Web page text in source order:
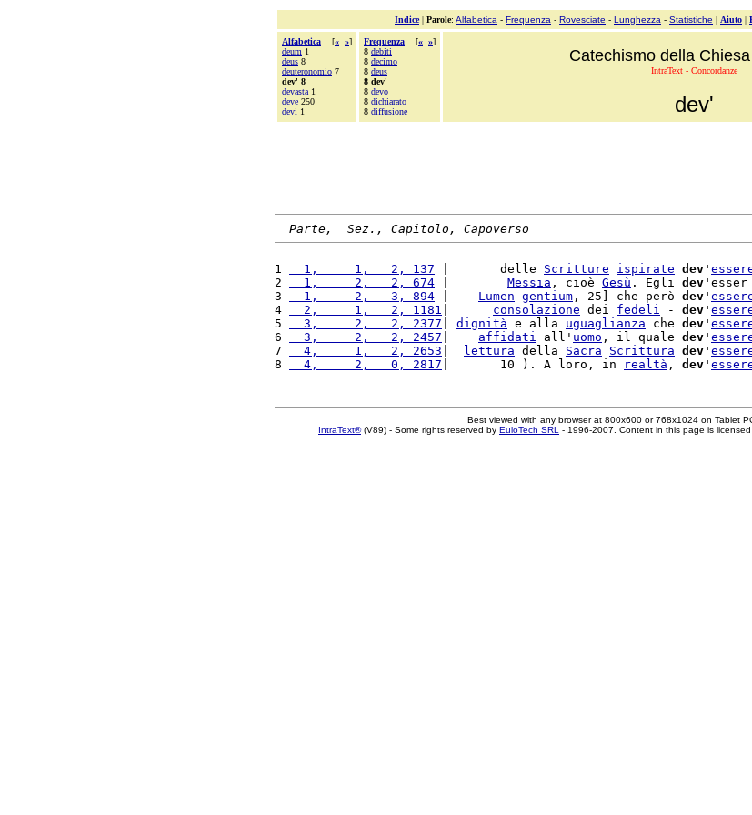
Indice| Parole: Alfabetica - Frequenza - Rovesciate - Lunghezza - Statistiche | Aiuto |
Alfabetica [« »]
deum 1
deus 8
deuteronomio 7
dev' 8
devasta 1
deve 250
devi 1
Frequenza [« »]
8 debiti
8 decimo
8 deus
8 dev'
8 devo
8 dichiarato
8 diffusione
Catechismo della
IntraText - Concordanze
dev'
Parte,  Sez., Capitolo, Capoverso
1
  1,     1,   2, 137
|       delle Scritture ispirate dev'
2
  1,     2,   2, 674
Messia , cioè Gesù . Egli dev' esser
3
  1,     2,   3, 894
Lumen gentium , 25] che però dev'
4
  2,     1,   2, 1181
consolazione dei fedeli - dev'
5
  3,     2,   2, 2377
dignità e alla uguaglianza che dev'
6
  3,     2,   2, 2457
affidati all' uomo , il quale dev'
7
  4,     1,   2, 2653
lettura della Sacra Scrittura dev'
8
  4,     2,   0, 2817
|       10 ). A loro, in realtà , dev'
Best viewed with any browser at 800x600 or 768x1024 on Tablet
IntraText®(V89) - Some rights reserved by EuloTech SRL - 1996-2007. Content in this page is